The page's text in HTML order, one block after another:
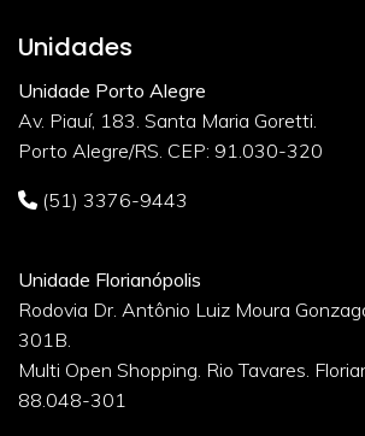
Unidades
Unidade Porto Alegre
Av. Piauí, 183. Santa Maria Goretti.
Porto Alegre/RS. CEP: 91.030-320
(51) 3376-9443
Unidade Florianópolis
Rodovia Dr. Antônio Luiz Moura
301B.
Multi Open Shopping. Rio Tavares.
88.048-301